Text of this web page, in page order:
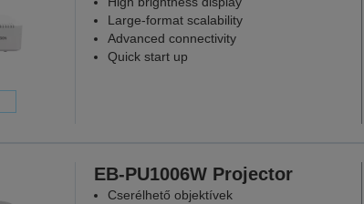
Large-format scalability
Advanced connectivity
Quick start up
EB-PU1006W Projector
Cserélhető objektívek